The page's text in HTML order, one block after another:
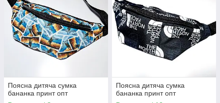
Поясна дитяча сумка
бананка принт опт
Поясна дитяча сумка
бананка принт опт